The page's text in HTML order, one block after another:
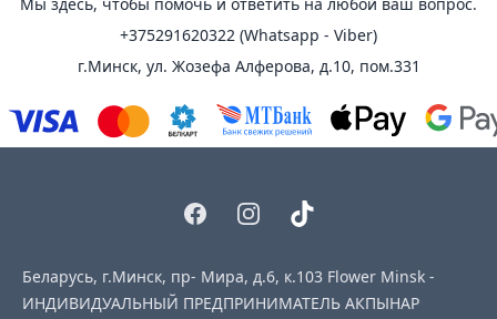
+375291620322 (Whatsapp - Viber)
г.Минск, ул. Жозефа Алферова, д.10, пом.331
FacebookInstagram
Tiktok
Беларусь, г.Минск, пр- Мира, д.6, к.103 Flower Minsk -
ИНДИВИДУАЛЬНЫЙ ПРЕДПРИНИМАТЕЛЬ АКПЫНАР